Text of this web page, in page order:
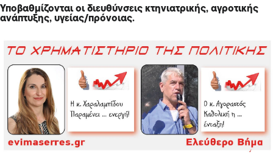
Υποβαθμίζονται οι διευθύνσεις κτηνιατρικής, αγροτικής
ανάπτυξης, υγείας/πρόνοιας.